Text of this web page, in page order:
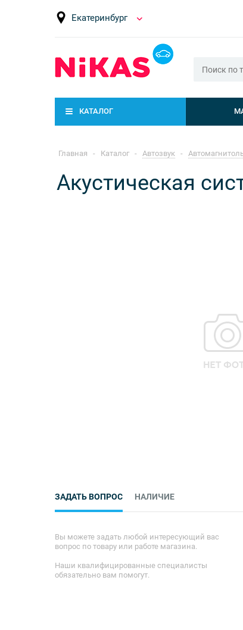
Екатеринбург
КАТАЛОГ
Главная - Каталог - Автозвук -
Акустическая
ЗАДАТЬ ВОПРОС НАЛИЧИЕ
Вы можете задать любой интересующий вас
вопрос по товару или работе магазина.
Наши квалифицированные специалисты
обязательно вам помогут.